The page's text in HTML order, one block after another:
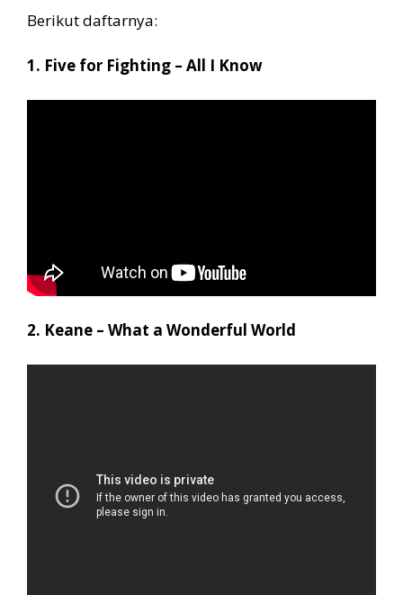
Berikut daftarnya:
1. Five for Fighting – All I Know
2. Keane – What a Wonderful World